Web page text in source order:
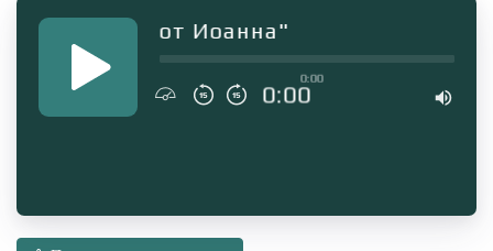
от Иоанна"
0:00
0:00